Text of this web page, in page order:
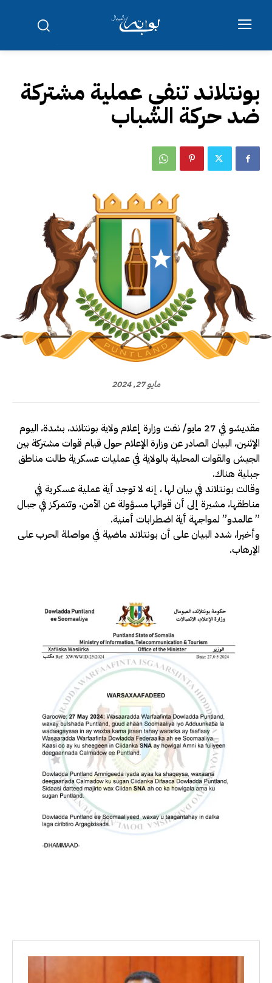
بونتلاند تنفي عملية مشتركة
ضد حركة الشباب
مايو 27, 2024
مقديشو في 27 مايو/ نفت وزارة إعلام ولاية بونتلاند، بشدة، اليوم
الإثنين، البيان الصادر عن وزارة الإعلام حول قيام قوات مشتركة بين
الجيش والقوات المحلية بالولاية في عمليات عسكرية طالت مناطق
جبلية هناك.
وقالت بونتلاند في بيان لها ، إنه لا توجد أية عملية عسكرية في
مناطقها، مشيرة إلى أن قواتها مسؤولة عن الأمن، وتتمركز في جبال
” عالمدو” لمواجهة أية اضطرابات أمنية.
وأخيرا، شدد البيان على أن بونتلاند ماضية في مواصلة الحرب على
الإرهاب.